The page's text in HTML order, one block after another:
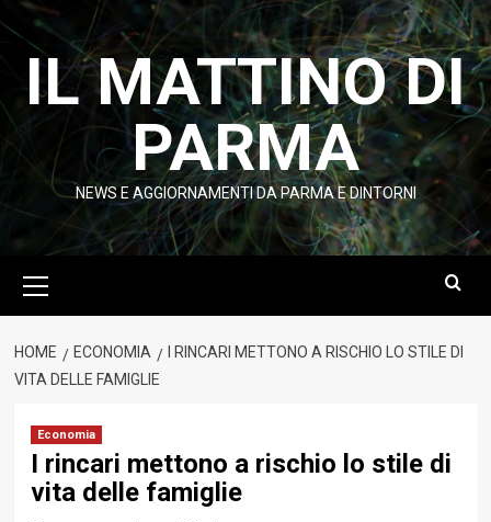
contenuto
IL MATTINO DI
PARMA
NEWS E AGGIORNAMENTI DA PARMA E DINTORNI
principale
HOME ECONOMIA
I RINCARI METTONO A RISCHIO LO STILE DI
VITA DELLE FAMIGLIE
Economia
I rincari mettono a rischio lo stile di
vita delle famiglie